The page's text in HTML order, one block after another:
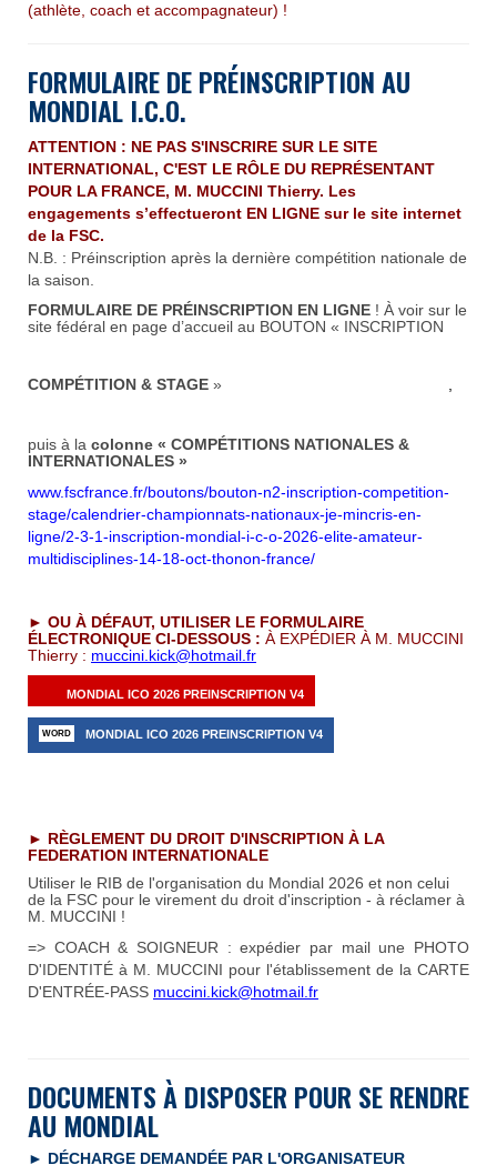
(athlète, coach et accompagnateur) !
FORMULAIRE DE PRÉINSCRIPTION AU
MONDIAL I.C.O.
ATTENTION : NE PAS S'INSCRIRE SUR LE SITE
INTERNATIONAL, C'EST LE RÔLE DU REPRÉSENTANT
POUR LA FRANCE, M. MUCCINI Thierry. Les
engagements s’effectueront EN LIGNE sur le site internet
de la FSC.
N.B. : Préinscription après la dernière compétition nationale de
la saison.
FORMULAIRE DE PRÉINSCRIPTION EN LIGNE ! À voir sur le
site fédéral en page d’accueil au BOUTON « INSCRIPTION
COMPÉTITION & STAGE » ,
puis à la colonne « COMPÉTITIONS NATIONALES &
INTERNATIONALES »
www.fscfrance.fr/boutons/bouton-n2-inscription-competition-
stage/calendrier-championnats-nationaux-je-mincris-en-
ligne/2-3-1-inscription-mondial-i-c-o-2026-elite-amateur-
multidisciplines-14-18-oct-thonon-france/
► OU À DÉFAUT, UTILISER LE FORMULAIRE
ÉLECTRONIQUE CI-DESSOUS : À EXPÉDIER À M. MUCCINI
Thierry : muccini.kick@hotmail.fr
MONDIAL ICO 2026 PREINSCRIPTION V4
MONDIAL ICO 2026 PREINSCRIPTION V4
► RÈGLEMENT DU DROIT D'INSCRIPTION À LA
FEDERATION INTERNATIONALE
Utiliser le RIB de l'organisation du Mondial 2026 et non celui
de la FSC pour le virement du droit d'inscription - à réclamer à
M. MUCCINI !
=> COACH & SOIGNEUR : expédier par mail une PHOTO
D'IDENTITÉ à M. MUCCINI pour l'établissement de la CARTE
D'ENTRÉE-PASS muccini.kick@hotmail.fr
DOCUMENTS À DISPOSER POUR SE RENDRE
AU MONDIAL
► DÉCHARGE DEMANDÉE PAR L'ORGANISATEUR